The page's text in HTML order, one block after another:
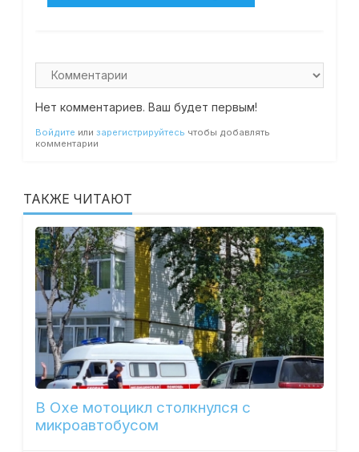
Нет комментариев. Ваш будет первым!
Войдите или зарегистрируйтесь чтобы добавлять
комментарии
ТАКЖЕ ЧИТАЮТ
В Охе мотоцикл столкнулся с
микроавтобусом